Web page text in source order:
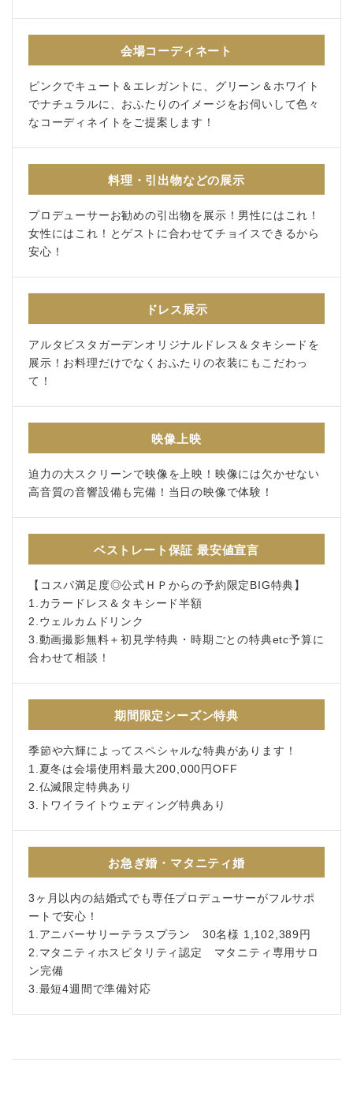
会場コーディネート
ピンクでキュート＆エレガントに、グリーン＆ホワイト
でナチュラルに、おふたりのイメージをお伺いして色々
なコーディネイトをご提案します！
料理・引出物などの展示
プロデューサーお勧めの引出物を展示！男性にはこれ！
女性にはこれ！とゲストに合わせてチョイスできるから
安心！
ドレス展示
アルタビスタガーデンオリジナルドレス＆タキシードを
展示！お料理だけでなくおふたりの衣装にもこだわっ
て！
映像上映
迫力の大スクリーンで映像を上映！映像には欠かせない
高音質の音響設備も完備！当日の映像で体験！
ベストレート保証 最安値宣言
【コスパ満足度◎公式ＨＰからの予約限定BIG特典】
1.カラードレス＆タキシード半額
2.ウェルカムドリンク
3.動画撮影無料＋初見学特典・時期ごとの特典etc予算に
合わせて相談！
期間限定シーズン特典
季節や六輝によってスペシャルな特典があります！
1.夏冬は会場使用料最大200,000円OFF
2.仏滅限定特典あり
3.トワイライトウェディング特典あり
お急ぎ婚・マタニティ婚
3ヶ月以内の結婚式でも専任プロデューサーがフルサポ
ートで安心！
1.アニバーサリーテラスプラン 30名様 1,102,389円
2.マタニティホスピタリティ認定 マタニティ専用サロ
ン完備
3.最短4週間で準備対応